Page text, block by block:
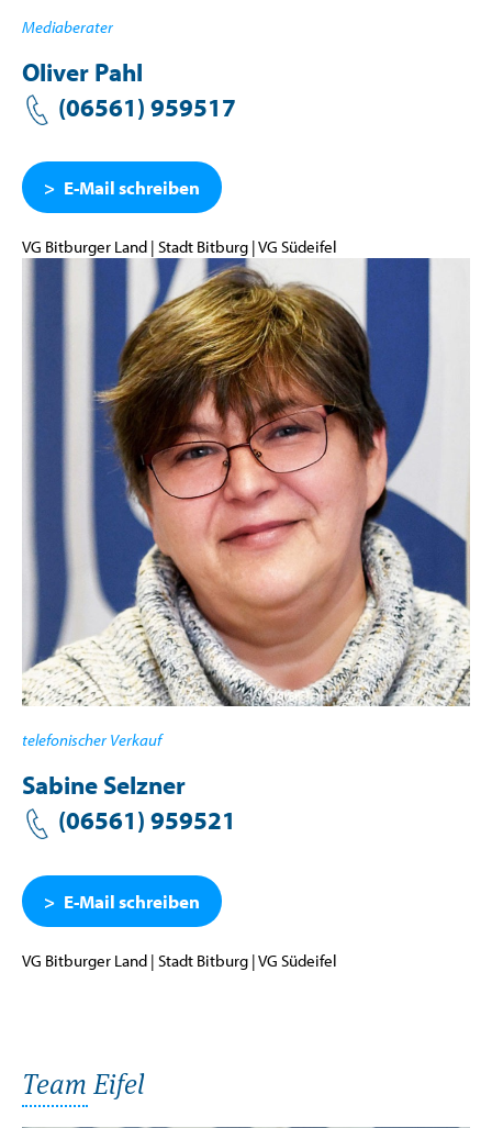
Mediaberater
Oliver Pahl
(06561) 959517
E-Mail schreiben
VG Bitburger Land | Stadt Bitburg | VG Südeifel
telefonischer Verkauf
Sabine Selzner
(06561) 959521
E-Mail schreiben
VG Bitburger Land | Stadt Bitburg | VG Südeifel
Team Eifel